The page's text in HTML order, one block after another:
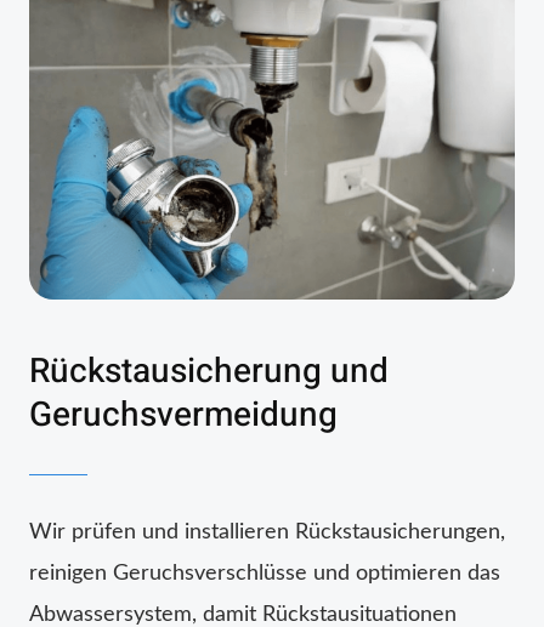
Rückstausicherung und
Geruchsvermeidung
Wir prüfen und installieren Rückstausicherungen,
reinigen Geruchsverschlüsse und optimieren das
Abwassersystem, damit Rückstausituationen